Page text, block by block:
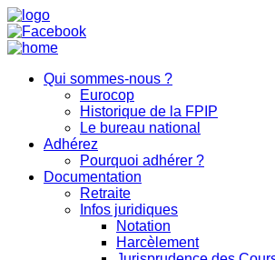
Qui sommes-nous ?
Eurocop
Historique de la FPIP
Le bureau national
Adhérez
Pourquoi adhérer ?
Documentation
Retraite
Infos juridiques
Notation
Harcèlement